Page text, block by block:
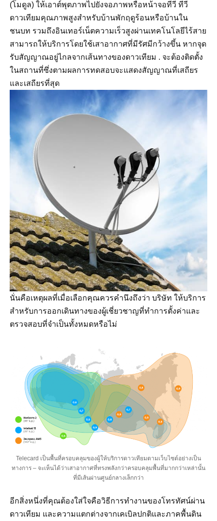
(โมดูล) ให้เอาต์พุตภาพไปยังจอภาพหรือหน้าจอทีวี ทีวี
ดาวเทียมคุณภาพสูงสำหรับบ้านพักฤดูร้อนหรือบ้านใน
ชนบท รวมถึงอินเทอร์เน็ตความเร็วสูงผ่านเทคโนโลยีไร้สาย
สามารถให้บริการโดยใช้เสาอากาศที่มีรัศมีกว้างขึ้น หากจุด
รับสัญญาณอยู่ไกลจากเส้นทางของดาวเทียม . จะต้องติดตั้ง
ในสถานที่ซึ่งตามผลการทดสอบจะแสดงสัญญาณที่เสถียร
และเสถียรที่สุด
นั่นคือเหตุผลที่เมื่อเลือกคุณควรคำนึงถึงว่า บริษัท ให้บริการ
สำหรับการออกเดินทางของผู้เชี่ยวชาญที่ทำการตั้งค่าและ
ตรวจสอบที่จำเป็นทั้งหมดหรือไม่
Telecard เป็นพื้นที่ครอบคลุมของผู้ให้บริการดาวเทียมตามเว็บไซต์อย่างเป็น
ทางการ – จะเห็นได้ว่าเสาอากาศที่ทรงพลังกว่าครอบคลุมพื้นที่มากกว่าเหล่านั้น
ที่มีเส้นผ่านศูนย์กลางเล็กกว่า
อีกสิ่งหนึ่งที่คุณต้องใส่ใจคือวิธีการทำงานของโทรทัศน์ผ่าน
ดาวเทียม และความแตกต่างจากเคเบิลปกติและภาคพื้นดิน